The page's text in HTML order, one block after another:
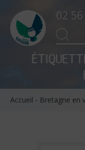
Search
for:
SEARCH
02
Accueil - Bretagne en